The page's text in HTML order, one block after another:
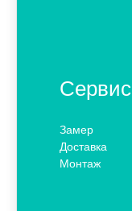
Сервис
Замер
Доставка
Монтаж